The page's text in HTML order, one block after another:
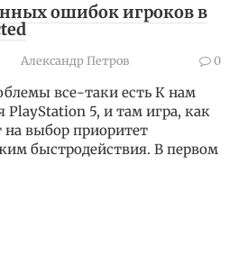
ошибок игроков в
Александр Петров 0
все-таки есть К нам
PlayStation 5, и там игра, как
на выбор приоритет
быстродействия. В первом